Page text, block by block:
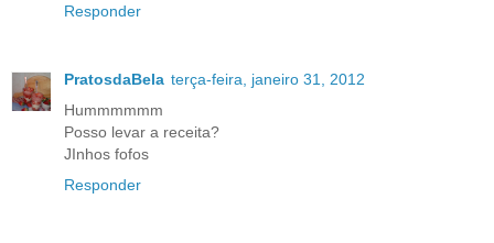
Responder
PratosdaBela terça-feira, janeiro 31, 2012
Hummmmmm
Posso levar a receita?
JInhos fofos
Responder